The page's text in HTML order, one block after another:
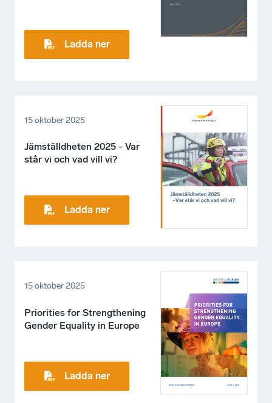
Ladda ner
15 oktober 2025
Jämställdheten 2025 - Var
står vi och vad vill vi?
Ladda ner
15 oktober 2025
Priorities for Strengthening
Gender Equality in Europe
Ladda ner